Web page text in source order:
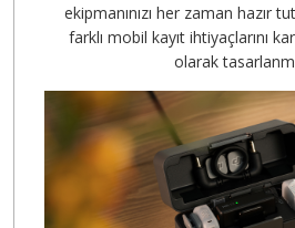
ekipmanınızı her zaman hazır
farklı mobil kayıt ihtiyaçlarını
olarak